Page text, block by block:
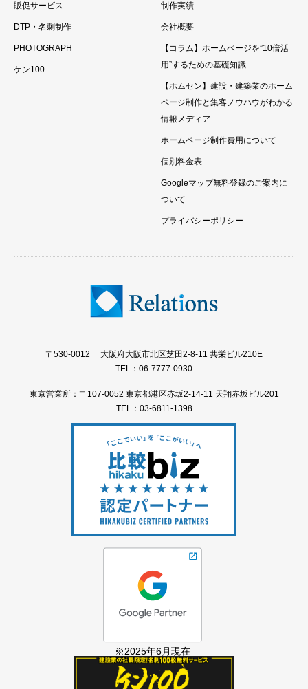
販促サービス
DTP・名刺制作
PHOTOGRAPH
ケン100
制作実績
会社概要
【コラム】ホームページを”10倍活
用”するための基礎知識
【ホムセン】建設・建築業のホーム
ページ制作と集客ノウハウがわかる
情報メディア
ホームページ制作費用について
個別料金表
Googleマップ無料登録のご案内に
ついて
プライバシーポリシー
〒530-0012 大阪府大阪市北区芝田2-8-11 共栄ビル210E
TEL：06-7777-0930
東京営業所：〒107-0052 東京都港区赤坂2-14-11 天翔赤坂ビル201
TEL：03-6811-1398
※2025年6月現在